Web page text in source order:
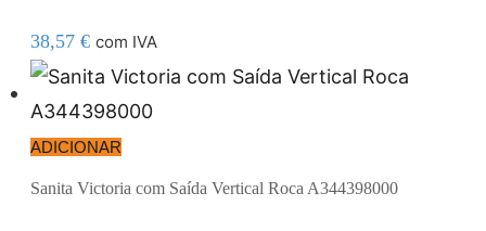
38,57 € com IVA
ADICIONAR
Sanita Victoria com Saída Vertical Roca A344398000